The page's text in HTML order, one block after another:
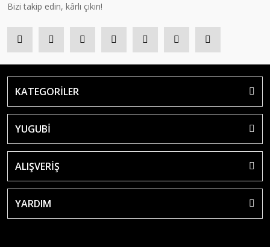
Bizi takip edin, kârlı çıkın!
KATEGORİLER
YUGUBİ
ALIŞVERİŞ
YARDIM